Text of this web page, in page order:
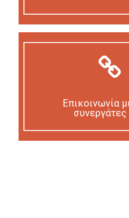
Επικοινωνία